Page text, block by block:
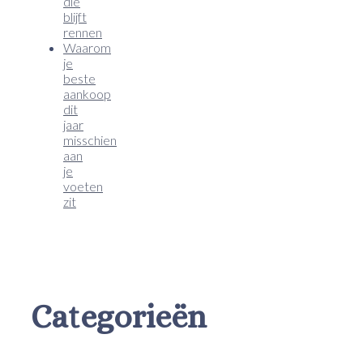
blijft
rennen
Waarom
je
beste
aankoop
dit
jaar
misschien
aan
je
voeten
zit
Categorieën